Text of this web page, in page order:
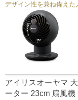
デザイン性を兼ね備え
アイリスオーヤマ
ーター 23cm 扇風